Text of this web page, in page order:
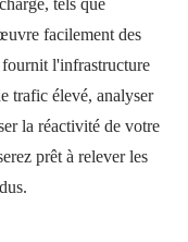
tels que
facilement des
fournit l'infrastructure
trafic élevé, analyser
la réactivité de votre
prêt à relever les